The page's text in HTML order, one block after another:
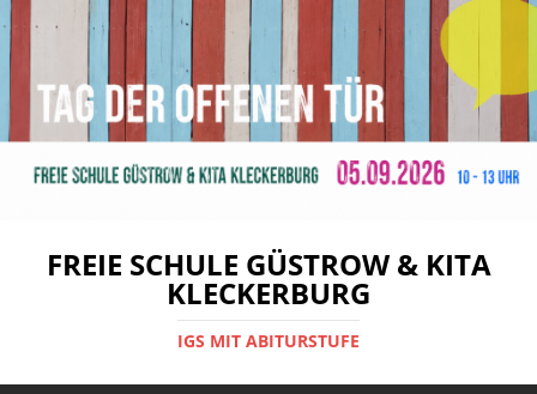
FREIE SCHULE GÜSTROW & KITA
KLECKERBURG
IGS MIT ABITURSTUFE